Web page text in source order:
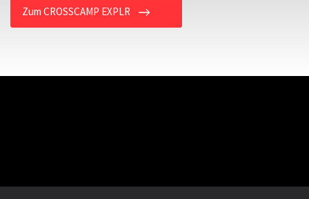
Zum CROSSCAMP EXPLR